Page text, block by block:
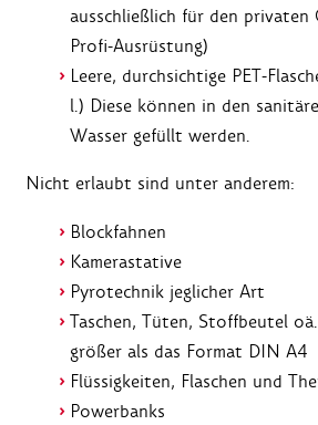
ausschließlich für den privaten
Profi-Ausrüstung)
Leere, durchsichtige PET-
l.) Diese können in den
Wasser gefüllt werden.
Nicht erlaubt sind unter anderem:
Blockfahnen
Kamerastative
Pyrotechnik jeglicher Art
Taschen, Tüten, Stoffbeutel
größer als das Format DIN A4
Flüssigkeiten, Flaschen und
Powerbanks